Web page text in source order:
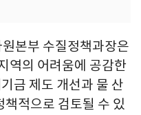
본부 수질정책과장은
역의 어려움에 공감한
금 제도 개선과 물 산
책적으로 검토될 수 있